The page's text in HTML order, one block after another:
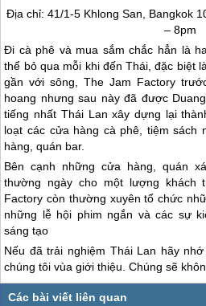
Địa chỉ: 41/1-5 Khlong San, Bangkok
– 8pm
Đi cà phê và mua sắm chắc hẳn là
thể bỏ qua mỗi khi đến Thái, đặc biệt
gần với sông, The Jam Factory
hoang nhưng sau này đã được
tiếng nhất Thái Lan xây dựng lại
loạt các cửa hàng cà phê, tiệm sách
hàng, quán bar.
Bên cạnh những cửa hàng, quán
thường ngày cho một lượng khách
Factory còn thường xuyên tổ chức
những lễ hội phim ngắn và các sự
sáng tạo
Nếu đã trải nghiệm Thái Lan hãy
chúng tôi vùa giới thiệu. Chúng sẽ